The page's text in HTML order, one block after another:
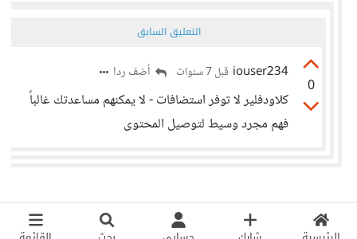
التعليق السابق
0
iouser234 قبل 7 سنوات أضف ردا
كلاودفلير لا توفر استضافات - لا يمكنهم مساعدتك غالباً
فهم مجرد وسيط لتوصيل المحتوى